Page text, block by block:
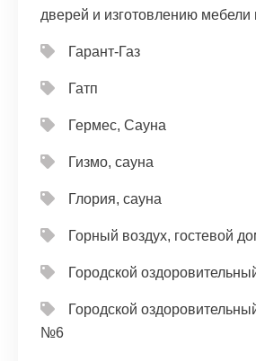
дверей и изготовлению мебели
Гарант-Газ
Гатп
Гермес, Сауна
Гизмо, сауна
Глория, сауна
Горный воздух, гостевой
Городской
Городской
№6